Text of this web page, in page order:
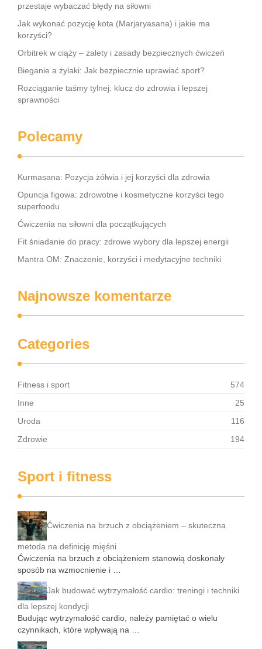
przestaje wybaczać błędy na siłowni
Jak wykonać pozycję kota (Marjaryasana) i jakie ma
korzyści?
Orbitrek w ciąży – zalety i zasady bezpiecznych ćwiczeń
Bieganie a żylaki: Jak bezpiecznie uprawiać sport?
Rozciąganie taśmy tylnej: klucz do zdrowia i lepszej
sprawności
Polecamy
Kurmasana: Pozycja żółwia i jej korzyści dla zdrowia
Opuncja figowa: zdrowotne i kosmetyczne korzyści tego
superfoodu
Ćwiczenia na siłowni dla początkujących
Fit śniadanie do pracy: zdrowe wybory dla lepszej energii
Mantra OM: Znaczenie, korzyści i medytacyjne techniki
Najnowsze komentarze
Categories
Fitness i sport
574
Inne
25
Uroda
116
Zdrowie
194
Sport i fitness
Ćwiczenia na brzuch z obciążeniem – skuteczna
metoda na definicję mięśni
Ćwiczenia na brzuch z obciążeniem stanowią doskonały
sposób na wzmocnienie i …
Jak budować wytrzymałość cardio: treningi i techniki
dla lepszej kondycji
Budując wytrzymałość cardio, należy pamiętać o wielu
czynnikach, które wpływają na …